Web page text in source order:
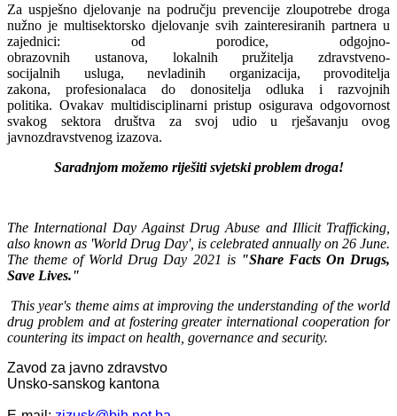
Za uspješno djelovanje na području prevencije zloupotrebe droga
nužno je multisektorsko djelovanje svih zainteresiranih partnera u
zajednici: od porodice, odgojno-
obrazovnih ustanova, lokalnih pružitelja zdravstveno-
socijalnih usluga, nevladinih organizacija, provoditelja
zakona, profesionalaca do donositelja odluka i razvojnih
politika. Ovakav multidisciplinarni pristup osigurava odgovornost
svakog sektora društva za svoj udio u rješavanju ovog
javnozdravstvenog izazova.
Saradnjom možemo riješiti svjetski problem droga!
The International Day Against Drug Abuse and Illicit Trafficking
also known as 'World Drug Day', is celebrated annually on 26 June.
The theme of World Drug Day 2021 is "Share Facts On Drugs,
Save Lives."
This year's theme aims at improving the understanding of the world
drug problem and at fostering greater international cooperation for
countering its impact on health, governance and security.
Zavod za javno zdravstvo
Unsko-sanskog kantona